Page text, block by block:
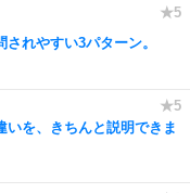
れやすい3パターン。
いを、きちんと説明できま